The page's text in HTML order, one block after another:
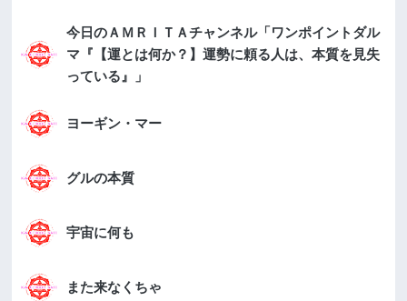
今日のＡＭＲＩＴＡチャンネル「ワンポイントダル
マ『【運とは何か？】運勢に頼る人は、本質を見失
っている』」
ヨーギン・マー
グルの本質
宇宙に何も
また来なくちゃ